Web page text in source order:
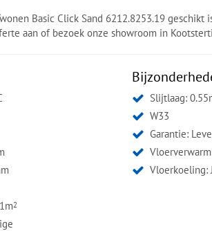
Basic Click Sand 6212.8253.19 geschikt
aan of bezoek onze showroom in
2
Slijtlaag:
W33
Garantie:
Vloerkoeling: